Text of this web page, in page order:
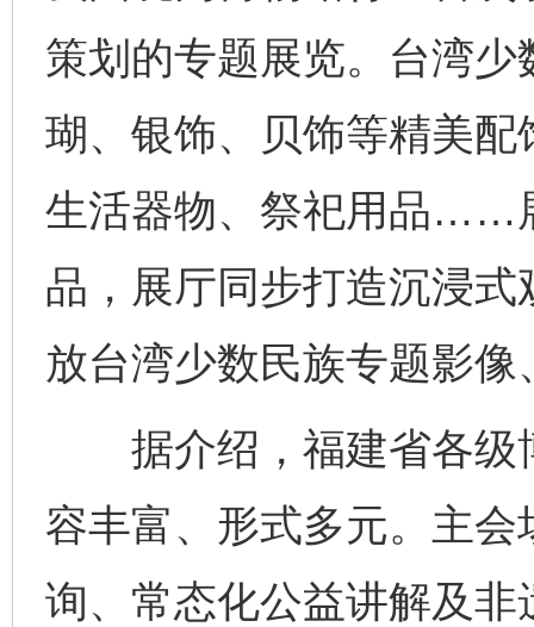
策划的专题展览。台湾
瑚、银饰、贝饰等精美
生活器物、祭祀用品……
品，展厅同步打造沉浸
放台湾少数民族专题影
据介绍，福建省各级
容丰富、形式多元。主
询、常态化公益讲解及